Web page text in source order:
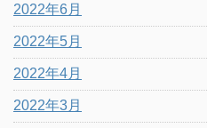
2022年6月
2022年5月
2022年4月
2022年3月